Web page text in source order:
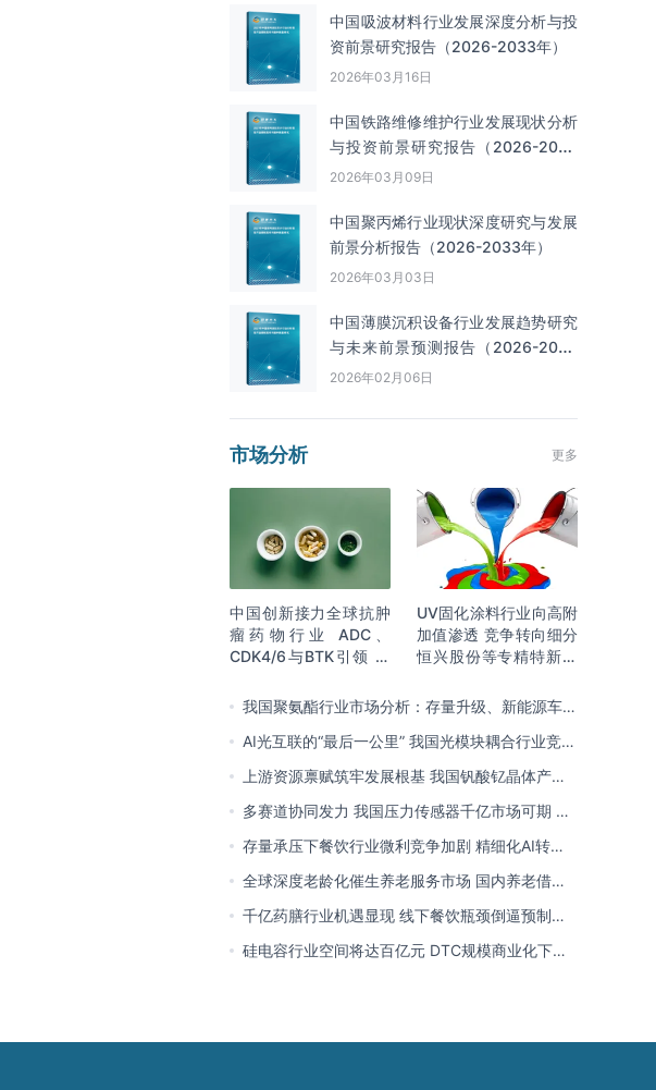
中国吸波材料行业发展深度分析与投
资前景研究报告（2026-2033年）
2026年03月16日
中国铁路维修维护行业发展现状分析
与投资前景研究报告（2026-2033
年）
2026年03月09日
中国聚丙烯行业现状深度研究与发展
前景分析报告（2026-2033年）
2026年03月03日
中国薄膜沉积设备行业发展趋势研究
与未来前景预测报告（2026-2033
年）
2026年02月06日
市场分析 更多
中国创新接力全球抗肿
瘤药物行业 ADC、
CDK4/6与BTK引领 医
格局成型
UV固化涂料行业向高附
加值渗透 竞争转向细分
恒兴股份等专精特新小
我国聚氨酯行业市场分析：存量升级、新能源车增
量爆发与内需托底
AI光互联的“最后一公里” 我国光模块耦合行业竞争
处于三角博弈格局
上游资源禀赋筑牢发展根基 我国钒酸钇晶体产能
领跑全球 行业有望迎来高速发展
多赛道协同发力 我国压力传感器千亿市场可期 市
场结构将向MEMS产品倾斜
存量承压下餐饮行业微利竞争加剧 精细化AI转型
与多元业态破解成本剪刀差
全球深度老龄化催生养老服务市场 国内养老借职
业资格制度迈向品质规范化发展
千亿药膳行业机遇显现 线下餐饮瓶颈倒逼预制
化、零食化转型 企业开启整合新局
硅电容行业空间将达百亿元 DTC规模商业化下